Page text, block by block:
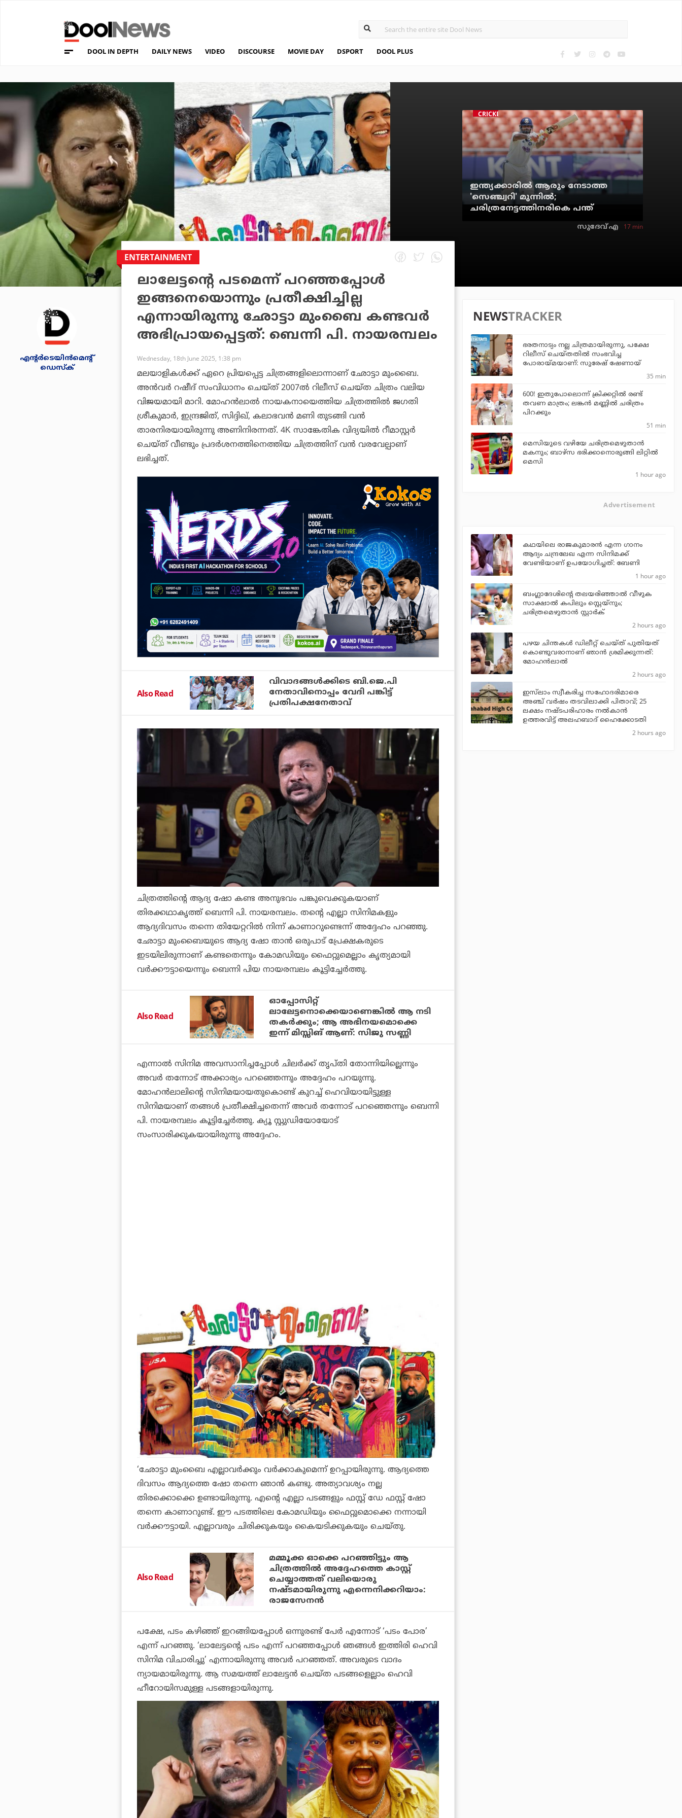
DOOL IN DEPTH DAILY NEWS VIDEO DISCOURSE MOVIE DAY DSPORT DOOL PLUS
CRICKET
ഇന്ത്യക്കാരില്‍ ആരും നേടാത്ത
'സെഞ്ച്വറി' മുന്നില്‍;
ചരിത്രനേട്ടത്തിനരികെ പന്ത്
സുദേവ് എ 17 min
എന്റര്‍ടെയിന്‍മെന്റ്
ഡെസ്‌ക്
ENTERTAINMENT
ലാലേട്ടന്റെ പടമെന്ന് പറഞ്ഞപ്പോള്‍
ഇങ്ങനെയൊന്നും പ്രതീക്ഷിച്ചില്ല
എന്നായിരുന്നു ഛോട്ടാ മുംബൈ കണ്ടവര്‍
അഭിപ്രായപ്പെട്ടത്: ബെന്നി പി. നായരമ്പലം
Wednesday, 18th June 2025, 1:38 pm
മലയാളികള്‍ക്ക് ഏറെ പ്രിയപ്പെട്ട ചിത്രങ്ങളിലൊന്നാണ് ഛോട്ടാ മുംബൈ.
അന്‍വര്‍ റഷീദ് സംവിധാനം ചെയ്ത് 2007ല്‍ റിലീസ് ചെയ്ത ചിത്രം വലിയ
വിജയമായി മാറി. മോഹന്‍ലാല്‍ നായകനായെത്തിയ ചിത്രത്തില്‍ ജഗതി
ശ്രീകുമാര്‍, ഇന്ദ്രജിത്, സിദ്ദിഖ്, കലാഭവന്‍ മണി തുടങ്ങി വന്‍
താരനിരയായിരുന്നു അണിനിരന്നത്. 4K സാങ്കേതിക വിദ്യയില്‍ റീമാസ്റ്റര്‍
ചെയ്ത് വീണ്ടും പ്രദര്‍ശനത്തിനെത്തിയ ചിത്രത്തിന് വന്‍ വരവേല്പാണ്
ലഭിച്ചത്.
Also Read
വിവാദങ്ങള്‍ക്കിടെ ബി.ജെ.പി
നേതാവിനൊപ്പം വേദി പങ്കിട്ട്
പ്രതിപക്ഷനേതാവ്
ചിത്രത്തിന്റെ ആദ്യ ഷോ കണ്ട അനുഭവം പങ്കുവെക്കുകയാണ്
തിരക്കഥാകൃത്ത് ബെന്നി പി. നായരമ്പലം. തന്റെ എല്ലാ സിനിമകളും
ആദ്യദിവസം തന്നെ തിയേറ്ററില്‍ നിന്ന് കാണാറുണ്ടെന്ന് അദ്ദേഹം പറഞ്ഞു.
ഛോട്ടാ മുംബൈയുടെ ആദ്യ ഷോ താന്‍ ഒരുപാട് പ്രേക്ഷകരുടെ
ഇടയിലിരുന്നാണ് കണ്ടതെന്നും കോമഡിയും ഫൈറ്റുമെല്ലാം കൃത്യമായി
വര്‍ക്കൗട്ടായെന്നും ബെന്നി പിയ നായരമ്പലം കൂട്ടിച്ചേര്‍ത്തു.
Also Read
ഓപ്പോസിറ്റ്
ലാലേട്ടനൊക്കെയാണെങ്കില്‍ ആ നടി
തകര്‍ക്കും; ആ അഭിനയമൊക്കെ
ഇന്ന് മിസ്സിങ് ആണ്: സിജു സണ്ണി
എന്നാല്‍ സിനിമ അവസാനിച്ചപ്പോള്‍ ചിലര്‍ക്ക് തൃപ്തി തോന്നിയില്ലെന്നും
അവര്‍ തന്നോട് അക്കാര്യം പറഞ്ഞെന്നും അദ്ദേഹം പറയുന്നു.
മോഹന്‍ലാലിന്റെ സിനിമയായതുകൊണ്ട് കുറച്ച് ഹെവിയായിട്ടുള്ള
സിനിമയാണ് തങ്ങള്‍ പ്രതീക്ഷിച്ചതെന്ന് അവര്‍ തന്നോട് പറഞ്ഞെന്നും ബെന്നി
പി. നായരമ്പലം കൂട്ടിച്ചേര്‍ത്തു. ക്യൂ സ്റ്റുഡിയോയോട്
സംസാരിക്കുകയായിരുന്നു അദ്ദേഹം.
‘ഛോട്ടാ മുംബൈ എല്ലാവര്‍ക്കും വര്‍ക്കാകുമെന്ന് ഉറപ്പായിരുന്നു. ആദ്യത്തെ
ദിവസം ആദ്യത്തെ ഷോ തന്നെ ഞാന്‍ കണ്ടു. അത്യാവശ്യം നല്ല
തിരക്കൊക്കെ ഉണ്ടായിരുന്നു. എന്റെ എല്ലാ പടങ്ങളും ഫസ്റ്റ് ഡേ ഫസ്റ്റ് ഷോ
തന്നെ കാണാറുണ്ട്. ഈ പടത്തിലെ കോമഡിയും ഫൈറ്റുമൊക്കെ നന്നായി
വര്‍ക്കൗട്ടായി. എല്ലാവരും ചിരിക്കുകയും കൈയടിക്കുകയും ചെയ്തു.
Also Read
മമ്മൂക്ക ഓക്കെ പറഞ്ഞിട്ടും ആ
ചിത്രത്തില്‍ അദ്ദേഹത്തെ കാസ്റ്റ്
ചെയ്യാത്തത് വലിയൊരു
നഷ്ടമായിരുന്നു എന്നെനിക്കറിയാം:
രാജസേനന്‍
പക്ഷേ, പടം കഴിഞ്ഞ് ഇറങ്ങിയപ്പോള്‍ ഒന്നുരണ്ട് പേര്‍ എന്നോട് ‘പടം പോര’
എന്ന് പറഞ്ഞു. ‘ലാലേട്ടന്റെ പടം എന്ന് പറഞ്ഞപ്പോള്‍ ഞങ്ങള്‍ ഇത്തിരി ഹെവി
സിനിമ വിചാരിച്ചു’ എന്നായിരുന്നു അവര്‍ പറഞ്ഞത്. അവരുടെ വാദം
ന്യായമായിരുന്നു. ആ സമയത്ത് ലാലേട്ടന്‍ ചെയ്ത പടങ്ങളെല്ലാം ഹെവി
ഹീറോയിസമുള്ള പടങ്ങളായിരുന്നു.
NEWSTRACKER
ഭരതനാട്യം നല്ല ചിത്രമായിരുന്നു, പക്ഷേ
റിലീസ് ചെയ്തതില്‍ സംഭവിച്ച
പോരായ്മയാണ്: സുരേഷ് ഷേണായ്
35 min
600! ഇതുപോലൊന്ന് ക്രിക്കറ്റില്‍ രണ്ട്
തവണ മാത്രം; ലങ്കന്‍ മണ്ണില്‍ ചരിത്രം
പിറക്കും
51 min
മെസിയുടെ വഴിയേ ചരിത്രമെഴുതാന്‍
മകനും; ബാഴ്‌സ ഭരിക്കാനൊരുങ്ങി ലിറ്റില്‍
മെസി
1 hour ago
Advertisement
കഥയിലെ രാജകുമാരൻ എന്ന ഗാനം
ആദ്യം ചന്ദ്രലേഖ എന്ന സിനിമക്ക്
വേണ്ടിയാണ് ഉപയോഗിച്ചത്: ബേണി
1 hour ago
ബംഗ്ലാദേശിന്റെ തലയരിഞ്ഞാല്‍ വീഴുക
സാക്ഷാല്‍ കപിലും സ്റ്റെയ്‌നും;
ചരിത്രമെഴുതാന്‍ സ്റ്റാര്‍ക്
2 hours ago
പഴയ ചിന്തകള്‍ ഡിലീറ്റ് ചെയ്ത് പുതിയത്
കൊണ്ടുവരാനാണ് ഞാന്‍ ശ്രമിക്കുന്നത്:
മോഹന്‍ലാല്‍
2 hours ago
ഇസ്‌ലാം സ്വീകരിച്ച സഹോദരിമാരെ
അഞ്ച് വര്‍ഷം തടവിലാക്കി പിതാവ്; 25
ലക്ഷം നഷ്ടപരിഹാരം നല്‍കാന്‍
ഉത്തരവിട്ട് അലഹബാദ് ഹൈക്കോടതി
2 hours ago